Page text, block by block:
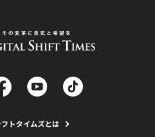
トタイムズとは